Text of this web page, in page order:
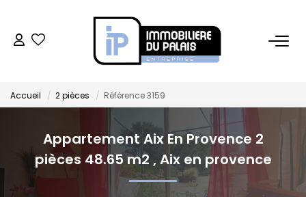
BUREAUX
Bureaux À Vendre
Bureaux À Louer
COMMERCES
Accueil 2 pièces Référence 3159
Appartement Aix En Provence 2
pièces 48.65 m2 ,Aix en provence